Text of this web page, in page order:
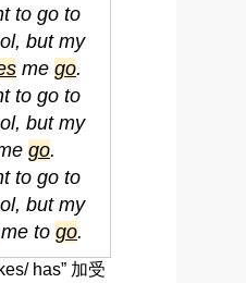
to go to
but my
me go.
to go to
but my
go.
to go to
but my
me to go.
has” 加受